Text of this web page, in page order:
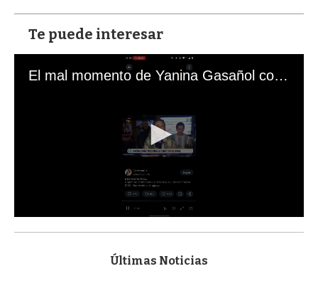
Te puede interesar
El mal momento de Yanina Gasañol con un hincha argentino en "Subrayado"
s
Últimas Noticias